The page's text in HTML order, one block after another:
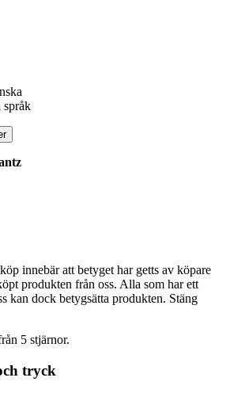
språk
innebär att betyget har getts av köpare
produkten från oss. Alla som har ett
kan dock betygsätta produkten. Stäng
5 stjärnor.
tryck